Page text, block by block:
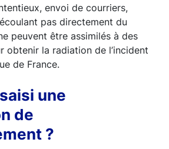
envoi de courriers,
pas directement du
peuvent être assimilés à des
obtenir la radiation de l’incident
de France.
une
de
?